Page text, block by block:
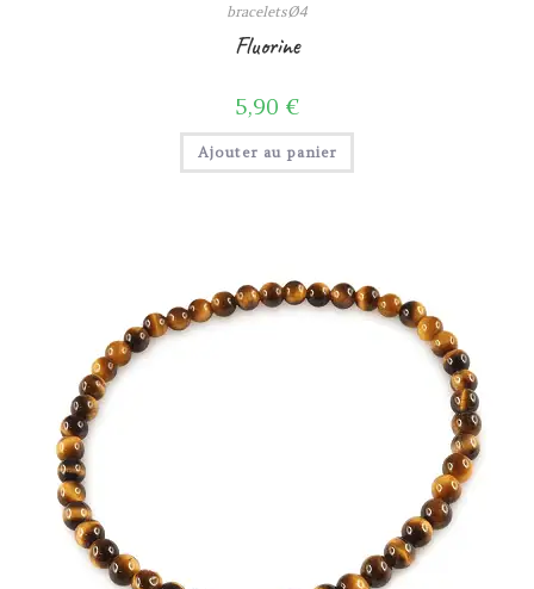
braceletsØ4
Fluorine
5,90 €
Ajouter au panier